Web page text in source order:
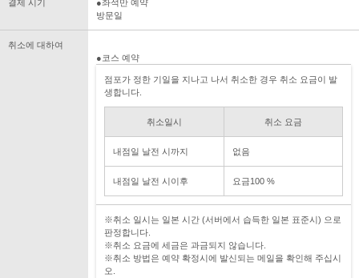
결제 시기
●좌석만 예약
방문일
취소에 대하여
●코스 예약
점포가 정한 기일을 지나고 나서 취소한 경우 취소 요금이 발
생합니다.
취소일시 취소 요금
내점일 날전 시까지 없음
내점일 날전 시이후 요금100 %
※취소 일시는 일본 시간 (서버에서 습득한 일본 표준시) 으로
판정합니다.
※취소 요금에 세금은 과금되지 않습니다.
※취소 방법은 예약 확정시에 발신되는 메일을 확인해 주십시
오.